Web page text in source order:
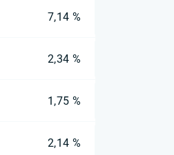
7,14 %
2,34 %
1,75 %
2,14 %